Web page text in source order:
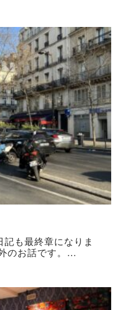
も最終章になりま
のお話です。…